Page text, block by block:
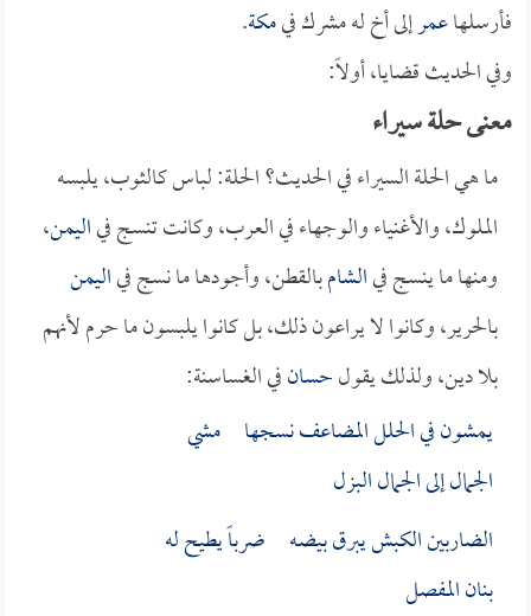
فأرسلهاعمرإلى أخ له مشرك فيمكة.
وفي الحديث قضايا، أولاً:
معنى حلة سيراء
ما هي الحلة السيراء في الحديث؟ الحلة: لباس كالثوب، يلبسه
الملوك، والأغنياء والوجهاء في العرب، وكانت تنسج فياليمن،
ومنها ما ينسج فيالشامبالقطن، وأجودها ما نسج فياليمن
بالحرير، وكانوا لا يراعون ذلك، بل كانوا يلبسون ما حرم لأنهم
بلا دين، ولذلك يقولحسانفي الغساسنة:
يمشون في الحلل المضاعف نسجها مشي
الجمال إلى الجمال البزل
الضاربين الكبش يبرق بيضـه ضرباً يطيح له
بنان المفصل